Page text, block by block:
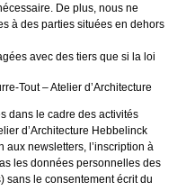
De plus, nous ne
à des parties situées en dehors
avec des tiers que si la loi
Tout – Atelier d’Architecture
dans le cadre des activités
d’Architecture Hebbelinck
aux newsletters, l’inscription à
les données personnelles des
sans le consentement écrit du